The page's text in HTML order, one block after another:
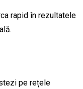
rapid în rezultatele
pe rețele